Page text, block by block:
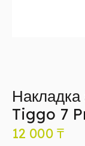
Tiggo 7
12 000 ₸